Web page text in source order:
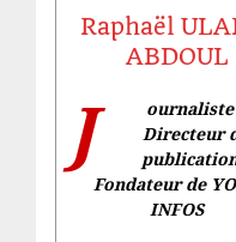
Raphaël
ABDOUL
J
ournaliste
Directeur
Fondateur de
INFOS